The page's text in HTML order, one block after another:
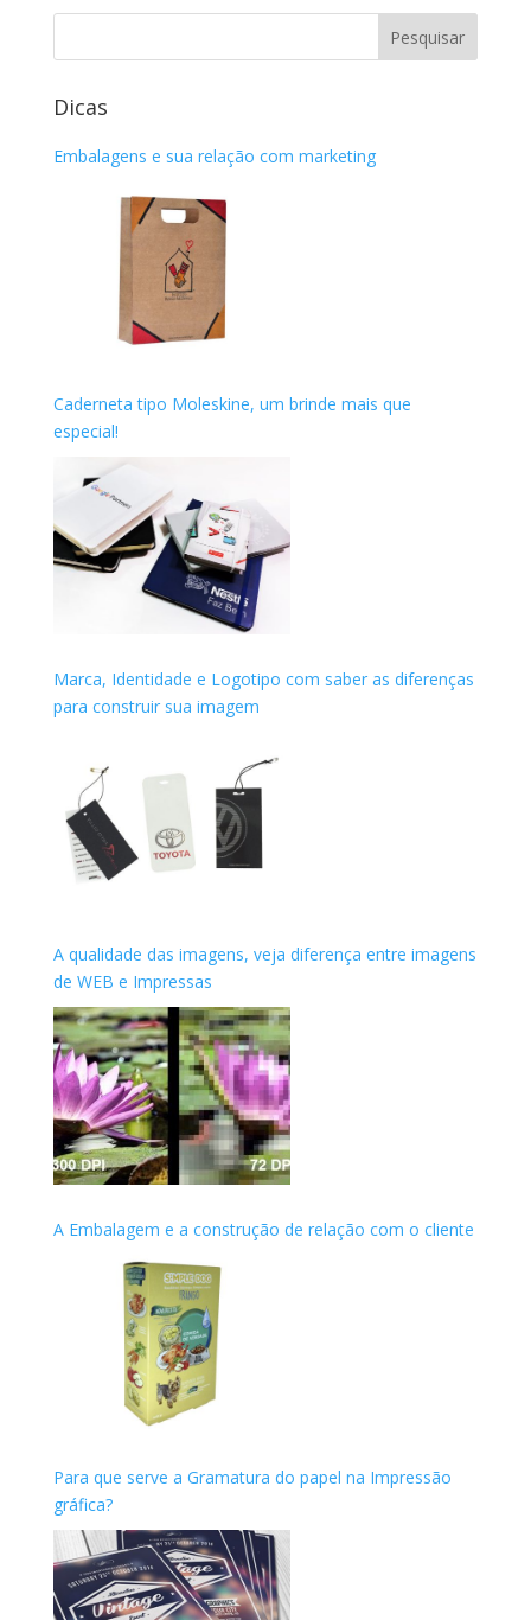
Dicas
Embalagens e sua relação com marketing
Caderneta tipo Moleskine, um brinde mais que
especial!
Marca, Identidade e Logotipo com saber as diferenças
para construir sua imagem
A qualidade das imagens, veja diferença entre imagens
de WEB e Impressas
A Embalagem e a construção de relação com o cliente
Para que serve a Gramatura do papel na Impressão
gráfica?